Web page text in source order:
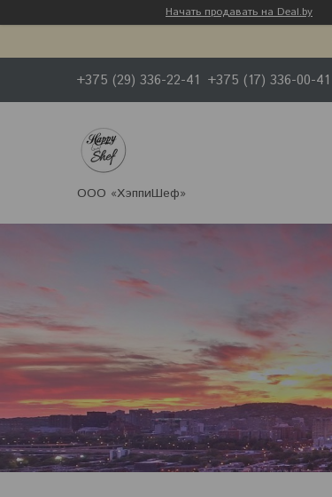
Начать продавать на Deal.by
+375 (29) 336-22-41 +375 (17) 336-00-41
ООО «ХэппиШеф»